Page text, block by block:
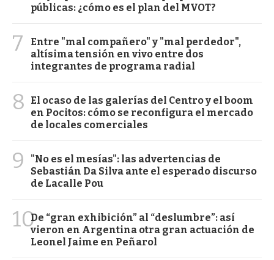
públicas: ¿cómo es el plan del MVOT?
7
Entre "mal compañero" y "mal perdedor",
altísima tensión en vivo entre dos
integrantes de programa radial
8
El ocaso de las galerías del Centro y el boom
en Pocitos: cómo se reconfigura el mercado
de locales comerciales
9
"No es el mesías": las advertencias de
Sebastián Da Silva ante el esperado discurso
de Lacalle Pou
10De “gran exhibición” al “deslumbre”: así
vieron en Argentina otra gran actuación de
Leonel Jaime en Peñarol